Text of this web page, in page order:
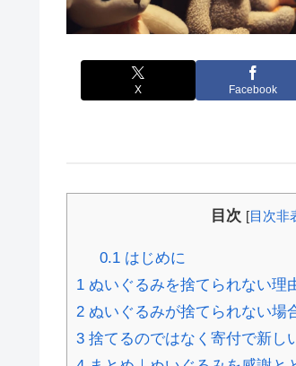
X Facebook
目次 [目次非
0.1はじめに
1 ぬいぐるみを捨てられない理
2 ぬいぐるみが捨てられない場
3 捨てるのではなく寄付で新し